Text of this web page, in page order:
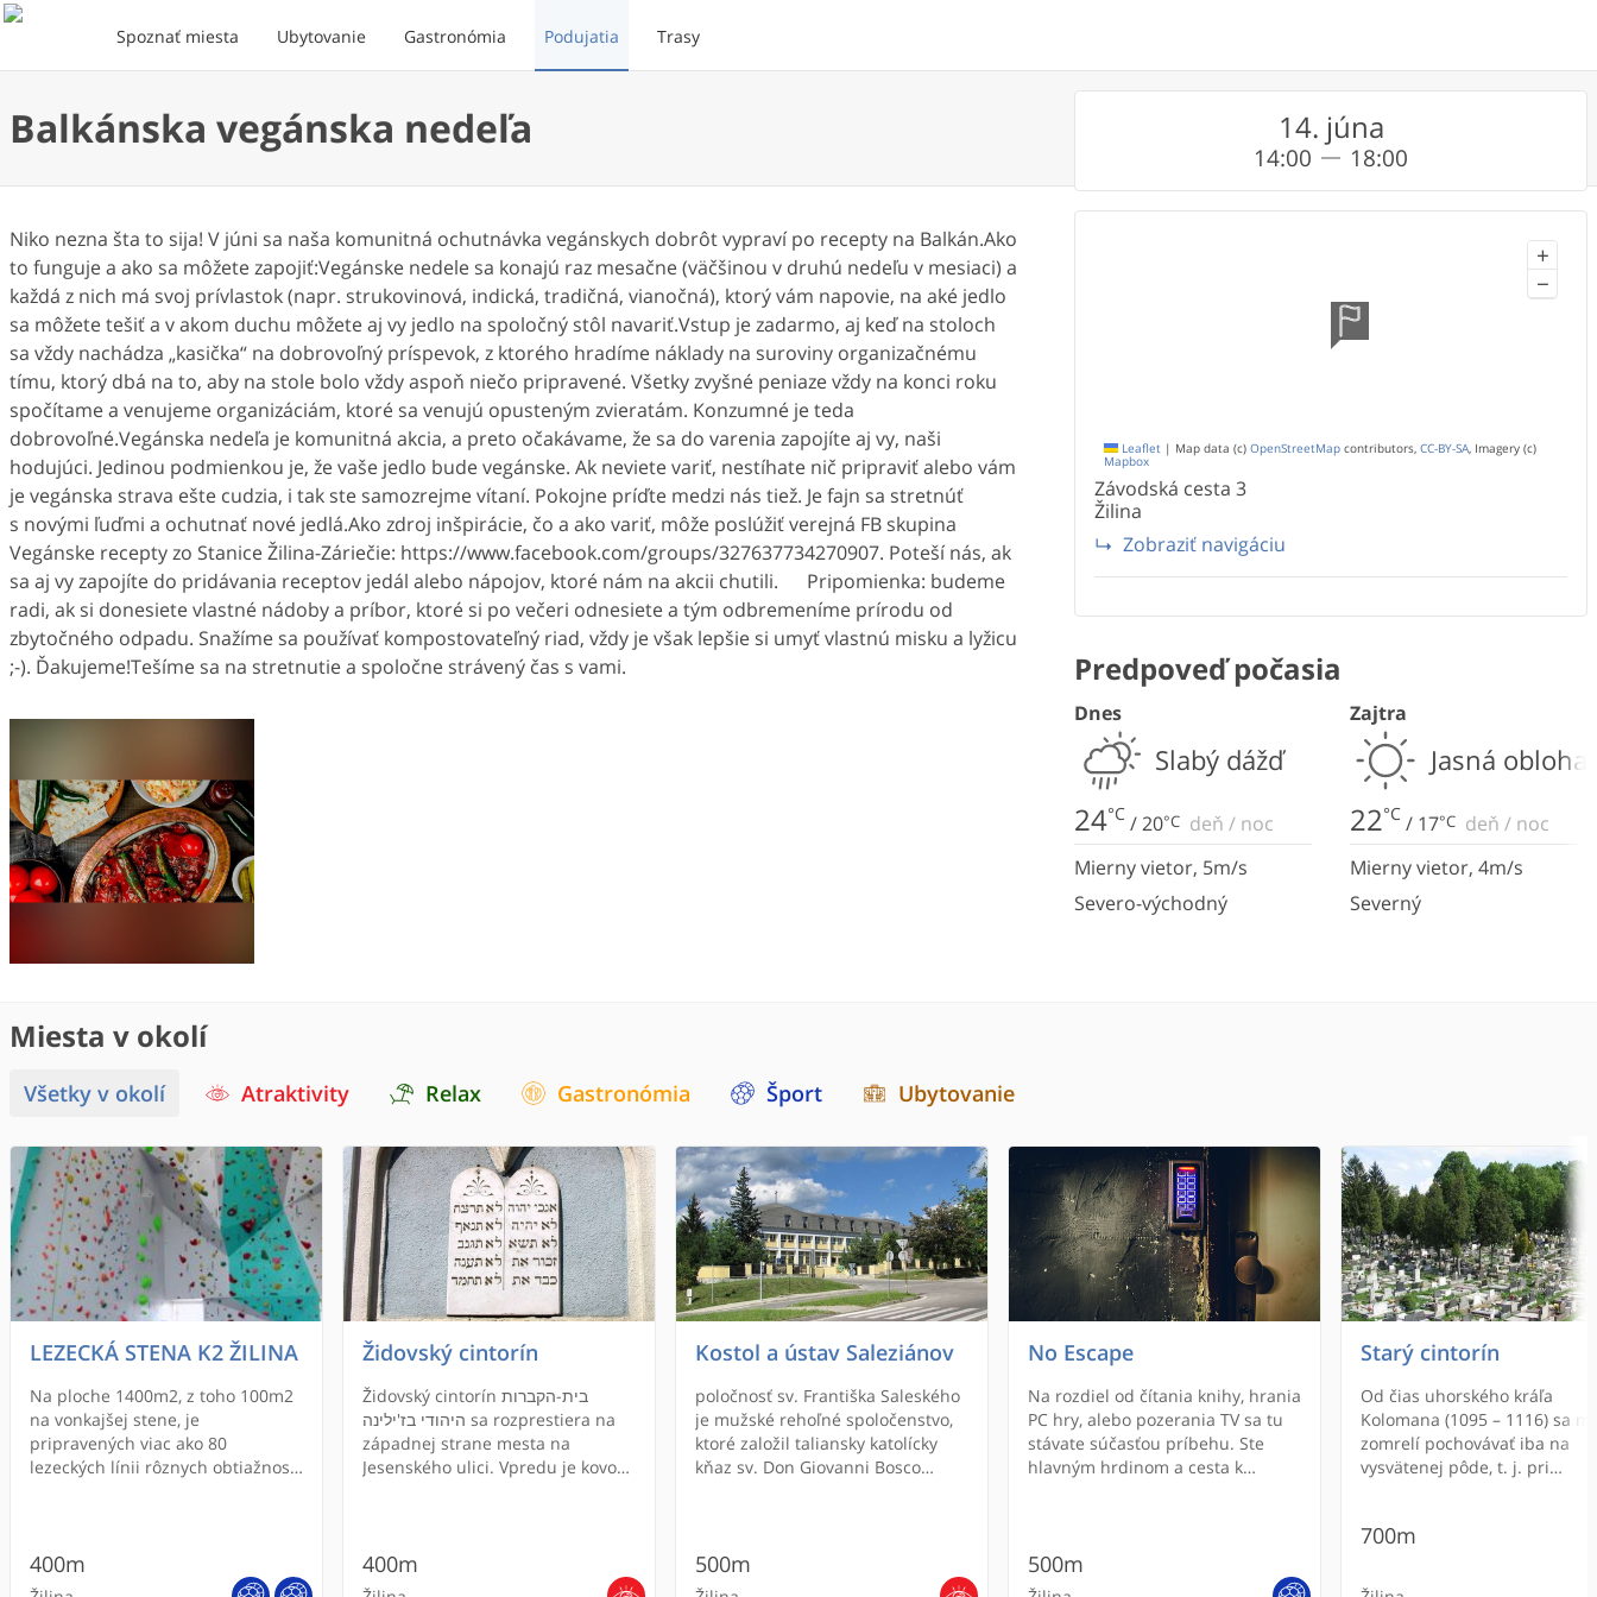
Spoznať miesta Ubytovanie Gastronómia Podujatia Trasy
Balkánska vegánska nedeľa
Niko nezna šta to sija! V júni sa naša komunitná ochutnávka vegánskych dobrôt vypraví po recepty na Balkán.Ako
to funguje a ako sa môžete zapojiť:Vegánske nedele sa konajú raz mesačne (väčšinou v druhú nedeľu v mesiaci) a
každá z nich má svoj prívlastok (napr. strukovinová, indická, tradičná, vianočná), ktorý vám napovie, na aké jedlo
sa môžete tešiť a v akom duchu môžete aj vy jedlo na spoločný stôl navariť.Vstup je zadarmo, aj keď na stoloch
sa vždy nachádza „kasička“ na dobrovoľný príspevok, z ktorého hradíme náklady na suroviny organizačnému
tímu, ktorý dbá na to, aby na stole bolo vždy aspoň niečo pripravené. Všetky zvyšné peniaze vždy na konci roku
spočítame a venujeme organizáciám, ktoré sa venujú opusteným zvieratám. Konzumné je teda
dobrovoľné.Vegánska nedeľa je komunitná akcia, a preto očakávame, že sa do varenia zapojíte aj vy, naši
hodujúci. Jedinou podmienkou je, že vaše jedlo bude vegánske. Ak neviete variť, nestíhate nič pripraviť alebo vám
je vegánska strava ešte cudzia, i tak ste samozrejme vítaní. Pokojne príďte medzi nás tiež. Je fajn sa stretnúť
s novými ľuďmi a ochutnať nové jedlá.Ako zdroj inšpirácie, čo a ako variť, môže poslúžiť verejná FB skupina
Vegánske recepty zo Stanice Žilina-Záriečie: https://www.facebook.com/groups/327637734270907. Poteší nás, ak
sa aj vy zapojíte do pridávania receptov jedál alebo nápojov, ktoré nám na akcii chutili. Pripomienka: budeme
radi, ak si donesiete vlastné nádoby a príbor, ktoré si po večeri odnesiete a tým odbremeníme prírodu od
zbytočného odpadu. Snažíme sa používať kompostovateľný riad, vždy je však lepšie si umyť vlastnú misku a lyžicu
;-). Ďakujeme!Tešíme sa na stretnutie a spoločne strávený čas s vami.
14. júna
14:00 18:00
+
−
Leaflet | Map data (c) OpenStreetMap contributors, CC-BY-SA, Imagery (c)
Mapbox
Závodská cesta 3
Žilina
Zobraziť navigáciu
Predpoveď počasia
Dnes
Slabý dážď
24°C /20°C deň / noc
Mierny vietor, 5m/s
Severo-východný
Zajtra
Jasná obloha
22°C / 17°C deň / noc
Mierny vietor, 4m/s
Severný
Miesta v okolí
Všetky v okolí Atraktivity Relax Gastronómia Šport Ubytovanie
LEZECKÁ STENA K2 ŽILINA
Na ploche 1400m2, z toho 100m2
na vonkajšej stene, je
pripravených viac ako 80
lezeckých línii rôznych obtiažností
profiloch. Každá z ciest je
klasifikovaná a farebne označená.
400m
Židovský cintorín
Židovský cintorín בית-הקברות
היהודי בז'ילינה sa rozprestiera na
západnej strane mesta na
Jesenského ulici. Vpredu je kovová
אם יש אחריתותקותך לאתכרת.
Cintorín má veľkosť 40 x 180
400m
Kostol a ústav Saleziánov
poločnosť sv. Františka Saleského
je mužské rehoľné spoločenstvo,
ktoré založil taliansky katolícky
kňaz sv. Don Giovanni Bosco
Otec sa volal František a matka
Margita. Otec mu zomrel, keď mal
500m
No Escape
Na rozdiel od čítania knihy, hrania
PC hry, alebo pozerania TV sa tu
stávate súčasťou príbehu. Ste
hlavným hrdinom a cesta k
plného prekážok, hádaniek a
hlavolamov. Počas celej hry bude
500m
Starý cintorín
Od čias uhorského kráľa
Kolomana (1095 – 1116) sa
zomrelí pochovávať iba na
vysvätenej pôde, t. j. pri
také miesta – Kostol sv.
začiatkom 13. storočia a
700m